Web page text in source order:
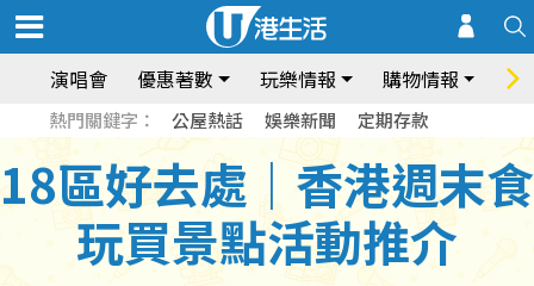
演唱會 優惠著數 玩樂情報 購物情報 飲
熱門關鍵字： 公屋熱話 娛樂新聞 定期存款
18區好去處｜香港週末食
玩買景點活動推介